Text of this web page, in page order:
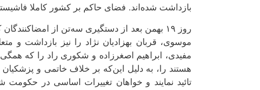
بازداشت شدەاند. فضای حاکم بر کشور کاملا
موسوی، قربان بهزادیان نژاد را نیز بازداشت و
مفیدی، ابراهیم اصغرزاده و شکوری راد را کە
هستند را، بە دلیل این‌کە بر خلاف خاتمی و پزشکیان
تائید نمایند و خواهان تغییرات اساسی در حکومت